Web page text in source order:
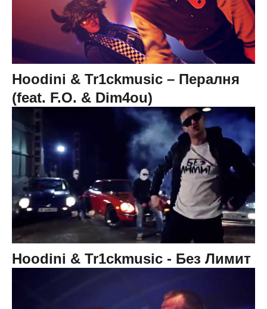
Hoodini & Tr1ckmusic – Пералня
(feat. F.O. & Dim4ou)
Hoodini & Tr1ckmusic - Без Лимит